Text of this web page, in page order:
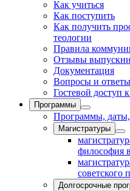
Как учиться
Как поступить
Как получить
теологии
Правила
Отзывы
Документация
Вопросы и ответы
Гостевой
Программы
Программы,
Магистратуры
философия
советского
Долгосрочные